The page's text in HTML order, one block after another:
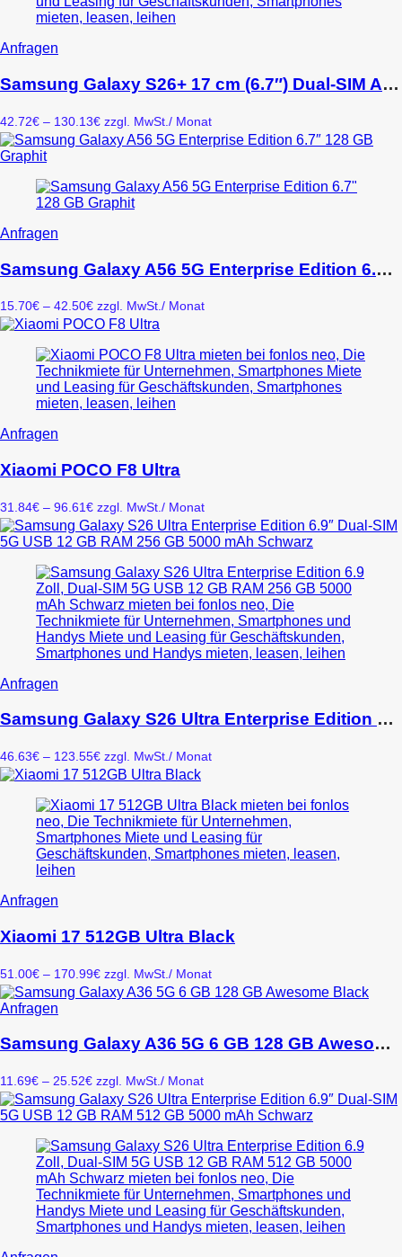
werden
Anfragen
weist
mehrere
auf.
Die
auf
der
gewählt
Samsung Galaxy S26+ 17 cm (6.7″) Dual-SIM Android 16.0 5G USB Typ-C 12 GB 256 GB 4900 mAh Schwarz
42.72€ – 130.13€Preisspanne:
42.72€
zzgl. MwSt. / Monat
Anfragen
weist
mehrere
auf.
Die
Optionen
können
auf
der
Produktseite
werden
Samsung Galaxy A56 5G Enterprise Edition 6.7″ 128 GB Graphit
15.70€ – 42.50€Preisspanne:
15.70€
42.50€
zzgl. MwSt./ Monat
Anfragen
weist
mehrere
auf.
Die
Optionen
auf
der
Produktseite
gewählt
werden
Xiaomi POCO F8 Ultra
31.84€ – 96.61€Preisspanne:
31.84€
bis
zzgl. MwSt. / Monat
Anfragen
weist
mehrere
auf.
Die
Optionen
können
auf
der
Produktseite
gewählt
Samsung Galaxy S26 Ultra Enterprise Edition 6.9″ Dual-SIM 5G USB 12 GB RAM 256 GB 5000 mAh Schwarz
46.63€ – 123.55€Preisspanne:
46.63€
123.55€
zzgl. MwSt. / Monat
Anfragen
weist
mehrere
auf.
Die
Optionen
auf
Produktseite
gewählt
werden
Xiaomi 17 512GB Ultra Black
51.00€ – 170.99€Preisspanne:
51.00€
bis
zzgl. MwSt. / Monat
Anfragen
weist
mehrere
auf.
Die
Optionen
können
auf
der
Produktseite
gewählt
werden
Samsung Galaxy A36 5G 6 GB 128 GB Awesome Black
11.69€ – 25.52€Preisspanne:
11.69€
bis
zzgl. MwSt. / Monat